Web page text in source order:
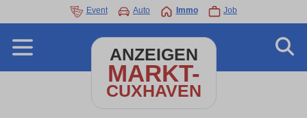
Event Auto Immo Job
ANZEIGEN
MARKT-
CUXHAVEN